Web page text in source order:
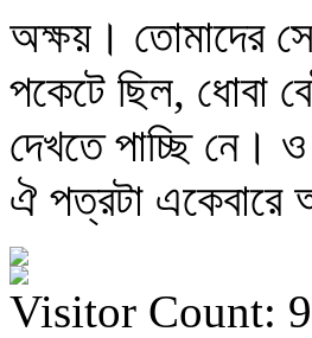
অক্ষয়। তোমাদের
পকেটে ছিল, ধোবা
দেখতে পাচ্ছি নে। ও
ঐ পত্রটা একেবারে
Visitor Count: